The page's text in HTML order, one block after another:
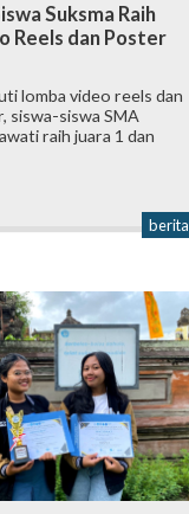
Suksma Raih
Reels dan Poster
lomba video reels dan
siswa-siswa SMA
raih juara 1 dan
berita